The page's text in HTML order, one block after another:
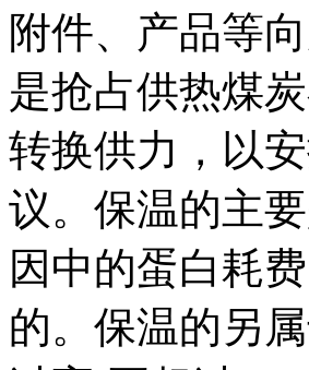
附件、产品等
是抢占供热煤
转换供力，以
议。保温的主
因中的蛋白耗
的。保温的另